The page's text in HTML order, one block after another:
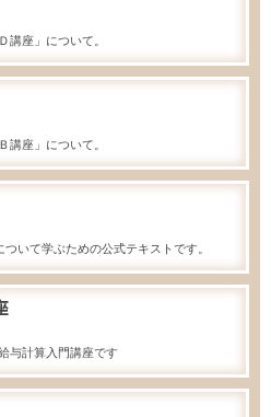
講座」について。
講座」について。
ついて学ぶための公式テキストです。
与計算入門講座です